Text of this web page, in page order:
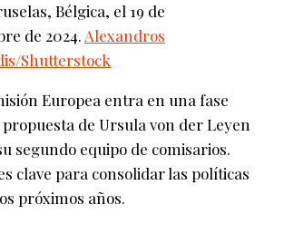
Bélgica, el 19 de
de 2024. Alexandros
Shutterstock
Europea entra en una fase
de Ursula von der Leyen
segundo equipo de comisarios.
clave para consolidar las políticas
próximos años.